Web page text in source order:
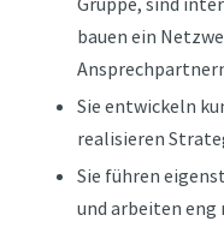
bauen ein
Sie entwickeln
realisieren
Sie führen
und arbeiten eng